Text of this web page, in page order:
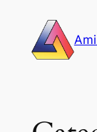
content